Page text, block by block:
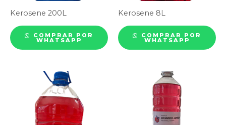
Kerosene 200L
COMPRAR POR
WHATSAPP
Kerosene 8L
COMPRAR POR
WHATSAPP